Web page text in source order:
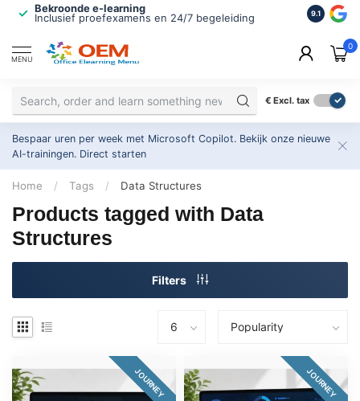
Bekroonde e-learning
Inclusief proefexamens en 24/7 begeleiding
ISO
2.500+
9.1
MENU
0
€ Excl. tax
Bespaar uren per week met Microsoft Copilot. Bekijk onze nieuwe
AI-trainingen. Direct starten
Home / Tags / Data Structures
Products tagged with Data
Structures
Filters
JOURNEY JOURNEY